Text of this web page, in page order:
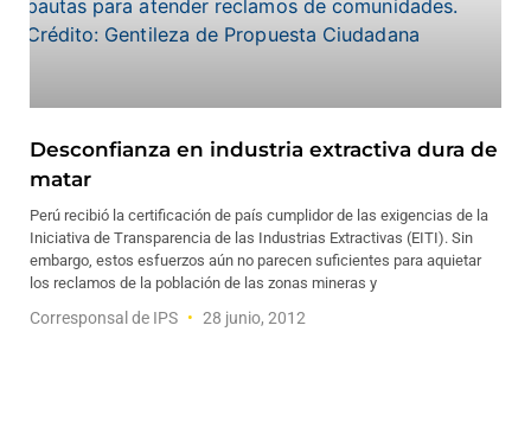
Desconfianza en industria extractiva dura de
matar
Perú recibió la certificación de país cumplidor de las exigencias de la
Iniciativa de Transparencia de las Industrias Extractivas (EITI). Sin
embargo, estos esfuerzos aún no parecen suficientes para aquietar
los reclamos de la población de las zonas mineras y
Corresponsal de IPS 28 junio, 2012